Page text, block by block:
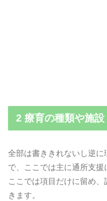
2 療育の種類や施設
全部は書ききれないし逆
で、
ここでは主に通所支援
ここでは項目だけに留め、
きます。